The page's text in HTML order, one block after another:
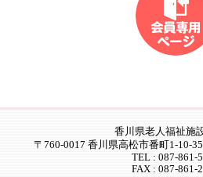
香川県老人福祉施
〒760-0017 香川県高松市番町1-10-
TEL : 087-861-
FAX : 087-861-